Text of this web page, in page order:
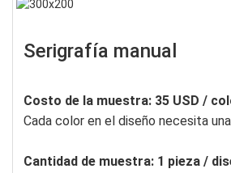
Serigrafía manual
Costo de la muestra: 35 USD /
Cada color en el diseño necesita
Cantidad de muestra: 1 pieza /